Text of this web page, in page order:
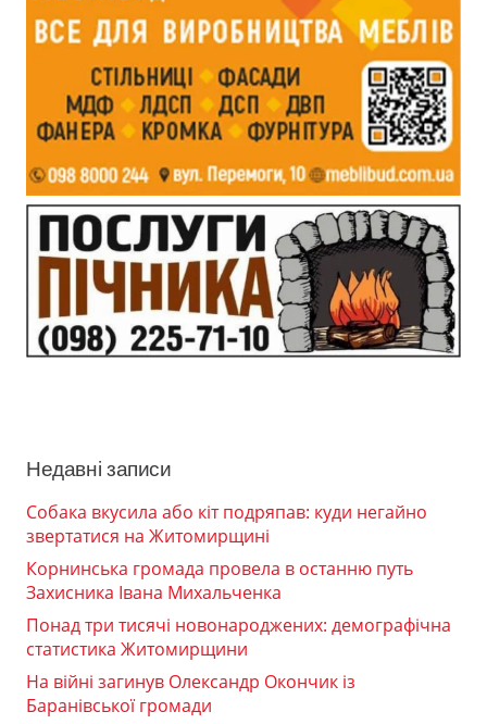
Недавні записи
Собака вкусила або кіт подряпав: куди негайно
звертатися на Житомирщині
Корнинська громада провела в останню путь
Захисника Івана Михальченка
Понад три тисячі новонароджених: демографічна
статистика Житомирщини
На війні загинув Олександр Окончик із
Баранівської громади